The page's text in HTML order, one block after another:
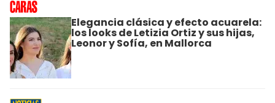
Elegancia clásica y efecto acuarela:
los looks de Letizia Ortiz y sus hijas,
Leonor y Sofía, en Mallorca